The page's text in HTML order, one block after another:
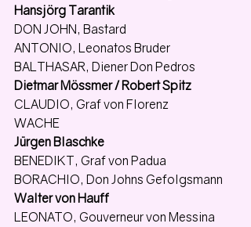
Hansjörg Tarantik
DON JOHN, Bastard
ANTONIO, Leonatos Bruder
BALTHASAR, Diener Don Pedros
Dietmar Mössmer / Robert Spitz
CLAUDIO, Graf von Florenz
WACHE
Jürgen Blaschke
BENEDIKT, Graf von Padua
BORACHIO, Don Johns Gefolgsmann
Walter von Hauff
LEONATO, Gouverneur von Messina